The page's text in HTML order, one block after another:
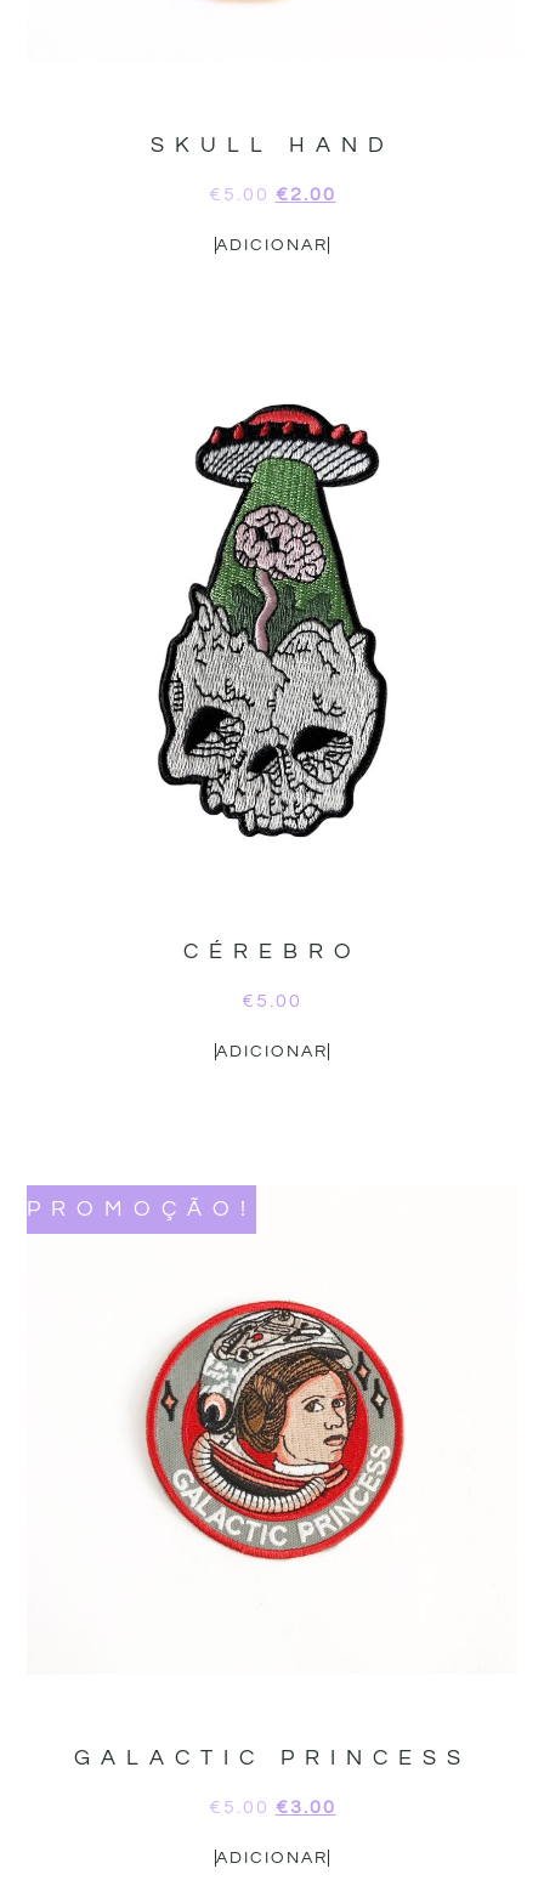
SKULL HAND
€ 5.00 €2.00
ADICIONAR
CÉREBRO
€ 5.00
ADICIONAR
PROMOÇÃO!
GALACTIC PRINCESS
€ 5.00 €3.00
ADICIONAR